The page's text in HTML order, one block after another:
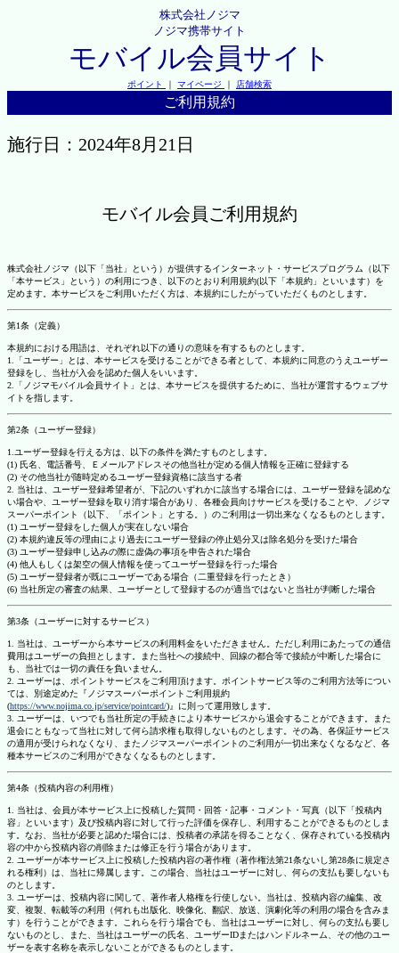
株式会社ノジマ
ノジマ携帯サイト
モバイル会員サイト
ポイント ｜ マイページ ｜ 店舗検索
ご利用規約
施行日：2024年8月21日
モバイル会員ご利用規約
株式会社ノジマ（以下「当社」という）が提供するインターネット・サービスプログラム（以下
「本サービス」という）の利用につき、以下のとおり利用規約(以下「本規約」といいます）を
定めます。本サービスをご利用いただく方は、本規約にしたがっていただくものとします。
第1条（定義）
本規約における用語は、それぞれ以下の通りの意味を有するものとします。
1.「ユーザー」とは、本サービスを受けることができる者として、本規約に同意のうえユーザー
登録をし、当社が入会を認めた個人をいいます。
2.「ノジマモバイル会員サイト」とは、本サービスを提供するために、当社が運営するウェブサ
イトを指します。
第2条（ユーザー登録）
1.ユーザー登録を行える方は、以下の条件を満たすものとします。
(1) 氏名、電話番号、Ｅメールアドレスその他当社が定める個人情報を正確に登録する
(2) その他当社が随時定めるユーザー登録資格に該当する者
2. 当社は、ユーザー登録希望者が、下記のいずれかに該当する場合には、ユーザー登録を認めな
い場合や、ユーザー登録を取り消す場合があり、各種会員向けサービスを受けることや、ノジマ
スーパーポイント（以下、「ポイント」とする。）のご利用は一切出来なくなるものとします。
(1) ユーザー登録をした個人が実在しない場合
(2) 本規約違反等の理由により過去にユーザー登録の停止処分又は除名処分を受けた場合
(3) ユーザー登録申し込みの際に虚偽の事項を申告された場合
(4) 他人もしくは架空の個人情報を使ってユーザー登録を行った場合
(5) ユーザー登録者が既にユーザーである場合（二重登録を行ったとき）
(6) 当社所定の審査の結果、ユーザーとして登録するのが適当ではないと当社が判断した場合
第3条（ユーザーに対するサービス）
1. 当社は、ユーザーから本サービスの利用料金をいただきません。ただし利用にあたっての通信
費用はユーザーの負担とします。また当社への接続中、回線の都合等で接続が中断した場合に
も、当社では一切の責任を負いません。
2. ユーザーは、ポイントサービスをご利用頂けます。ポイントサービス等のご利用方法等につい
ては、別途定めた『ノジマスーパーポイントご利用規約
(https://www.nojima.co.jp/service/pointcard/)』に則って運用致します。
3. ユーザーは、いつでも当社所定の手続きにより本サービスから退会することができます。また
退会にともなって当社に対して何ら請求権も取得しないものとします。その為、各保証サービス
の適用が受けられなくなり、またノジマスーパーポイントのご利用が一切出来なくなるなど、各
種本サービスのご利用ができなくなるものとします。
第4条（投稿内容の利用権）
1. 当社は、会員が本サービス上に投稿した質問・回答・記事・コメント・写真（以下「投稿内
容」といいます）及び投稿内容に対して行った評価を保存し、利用することができるものとしま
す。なお、当社が必要と認めた場合には、投稿者の承諾を得ることなく、保存されている投稿内
容の中から投稿内容の削除または修正を行う場合があります。
2. ユーザーが本サービス上に投稿した投稿内容の著作権（著作権法第21条ないし第28条に規定さ
れる権利）は、当社に帰属します。この場合、当社はユーザーに対し、何らの支払も要しないも
のとします。
3. ユーザーは、投稿内容に関して、著作者人格権を行使しない。当社は、投稿内容の編集、改
変、複製、転載等の利用（何れも出版化、映像化、翻訳、放送、演劇化等の利用の場合を含みま
す）を行うことができます。これらを行う場合でも、当社はユーザーに対し、何らの支払も要し
ないものとし、また、当社はユーザーの氏名、ユーザーIDまたはハンドルネーム、その他のユー
ザーを表す名称を表示しないことができるものとします。